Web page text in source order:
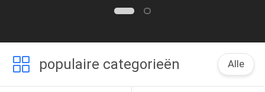
populaire categorieën Alle